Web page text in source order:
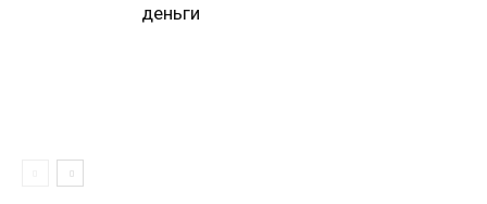
деньги